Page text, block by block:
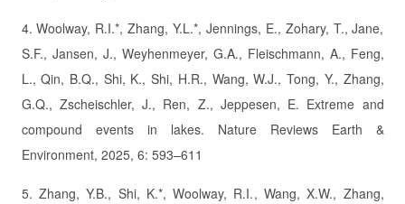
4. Woolway, R.I.*, Zhang, Y.L.*, Jennings, E., Zohary, T., Jane,
S.F., Jansen, J., Weyhenmeyer, G.A., Fleischmann, A., Feng,
L., Qin, B.Q., Shi, K., Shi, H.R., Wang, W.J., Tong, Y., Zhang,
G.Q., Zscheischler, J., Ren, Z., Jeppesen, E. Extreme and
compound events in lakes. Nature Reviews Earth &
Environment, 2025, 6: 593–611
5. Zhang, Y.B., Shi, K.*, Woolway, R.I., Wang, X.W., Zhang,